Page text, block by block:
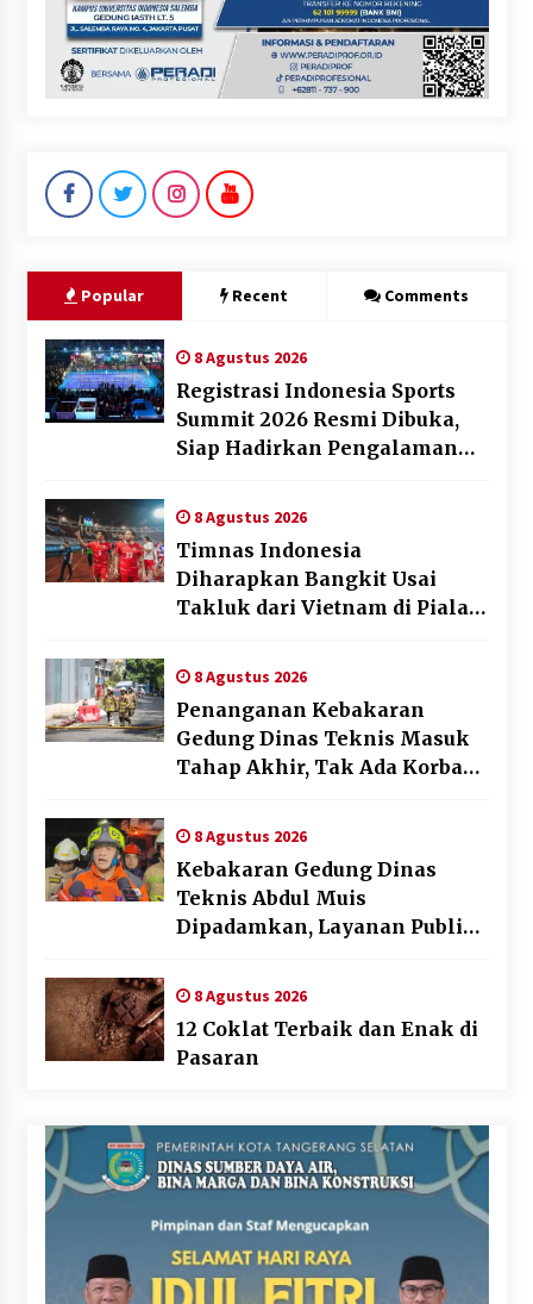
Popular Recent Comments
8 Agustus 2026
Registrasi Indonesia Sports
Summit 2026 Resmi Dibuka,
Siap Hadirkan Pengalaman
8 Agustus 2026
Timnas Indonesia
Diharapkan Bangkit Usai
Takluk dari Vietnam di Piala
8 Agustus 2026
Penanganan Kebakaran
Gedung Dinas Teknis Masuk
Tahap Akhir, Tak Ada Korban
8 Agustus 2026
Kebakaran Gedung Dinas
Teknis Abdul Muis
Dipadamkan, Layanan Publik
8 Agustus 2026
12 Coklat Terbaik dan Enak di
Pasaran